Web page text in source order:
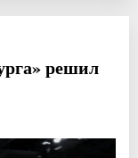
решил